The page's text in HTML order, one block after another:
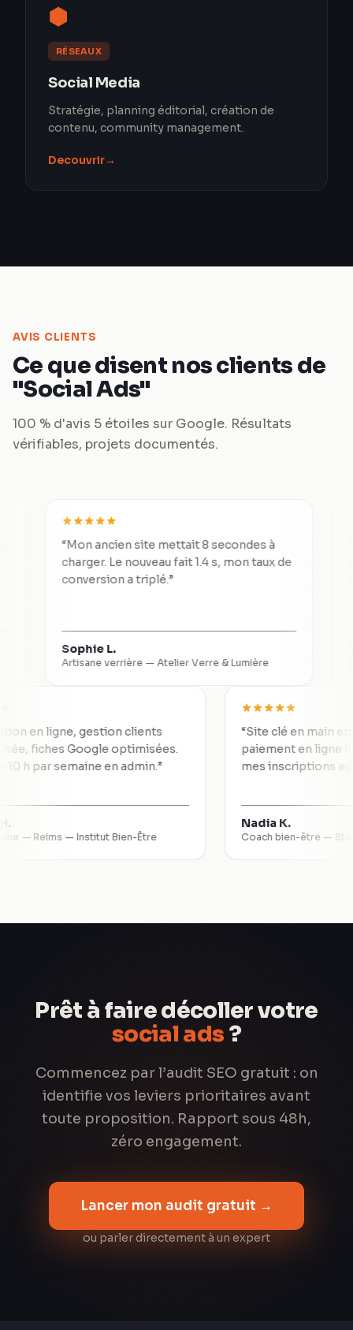
⬢
RÉSEAUX
Social Media
Stratégie, planning éditorial, création de
contenu, community management.
Decouvrir→
AVIS CLIENTS
Ce que disent nos clients de
"Social Ads"
100 % d'avis 5 étoiles sur Google. Résultats
vérifiables, projets documentés.
Mon ancien site mettait 8 secondes à
charger. Le nouveau fait 1.4 s, mon taux de
conversion a triplé.”
Sophie L.
Artisane verrière—Atelier Verre & Lumière
en ligne, gestion clients
fiches Google optimisées.
gagne 10 h par semaine en admin.
H.
— Reims— Institut Bien-Être
“Site clé en
paiement en
mes
Nadia K.
Coach bien-
Prêt à faire décoller votre
social ads ?
Commencez par l’audit SEO gratuit : on
identifie vos leviers prioritaires avant
toute proposition. Rapport sous 48h,
zéro engagement.
Lancer mon audit gratuit →
ou parler directement à un expert